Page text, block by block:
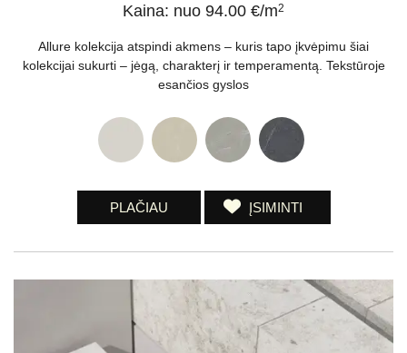
Kaina: nuo 94.00 €/m2
Allure kolekcija atspindi akmens – kuris tapo įkvėpimu šiai
kolekcijai sukurti – jėgą, charakterį ir temperamentą. Tekstūroje
esančios gyslos
PLAČIAU ĮSIMINTI